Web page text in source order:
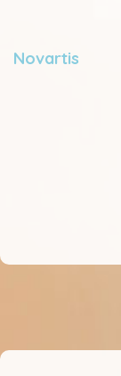
Novartis